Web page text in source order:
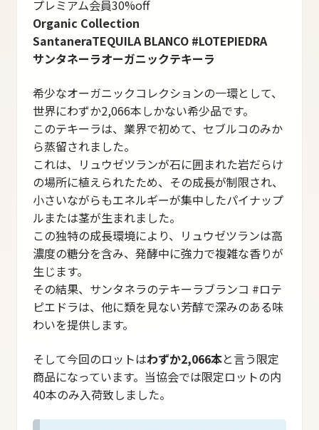
プレミアム会員30%off
Organic Collection
SantaneraTEQUILA BLANCO #LOTEPIEDRA
サンタネーラオーガニックテキーラ
希少なオーガニックコレクションの一環として、
世界にわずか2,066本しかない希少品です。
このテキーラは、業界で初めて、セブルコのみか
ら蒸留されました。
これは、リュウゼツランが石に囲まれた岩だらけ
の場所に植えられたため、その成長が制限され、
小さいながらもエネルギーが集中したパイナップ
ルまたは茎が生まれました。
この独特の成長環境により、リュウゼツランは高
濃度の糖分を含み、発酵中に強力で複雑な香りが
生じます。
その結果、サンタネラのテキーラブランコ #ロテ
ピエドラは、他に類を見ない芳醇で深みのある味
わいを提供します。
そして今回のロットはわずか2,066本と言う限定
商品になっています。当協会では限定ロットの内
40本のみ入荷致しました。